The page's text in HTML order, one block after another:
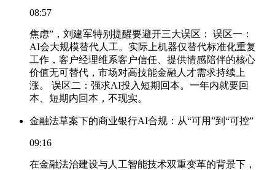
08:57
焦虑”，刘建军特别提醒要避开三大误区： 误区一：
AI会大规模替代人工。实际上机器仅替代标准化重复
工作，客户经理维系客户信任、提供情感陪伴的核心
价值无可替代，市场对高技能金融人才需求持续上
涨。 误区二：强求AI投入短期回本。一年内就要回
本、短期内回本，不现实。
金融法草案下的商业银行AI合规：从“可用”到“可控”
09:16
在金融法治建设与人工智能技术双重变革的背景下，